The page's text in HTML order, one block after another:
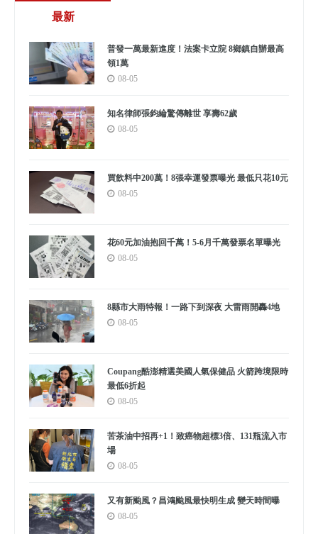
最新
普發一萬最新進度！法案卡立院 8鄉鎮自辦最高
領1萬
08-05
知名律師張鈞綸驚傳離世 享壽62歲
08-05
買飲料中200萬！8張幸運發票曝光 最低只花10元
08-05
花60元加油抱回千萬！5-6月千萬發票名單曝光
08-05
8縣市大雨特報！一路下到深夜 大雷雨開轟4地
08-05
Coupang酷澎精選美國人氣保健品 火箭跨境限時
最低6折起
08-05
苦茶油中招再+1！致癌物超標3倍、131瓶流入市
場
08-05
又有新颱風？昌鴻颱風最快明生成 變天時間曝
08-05